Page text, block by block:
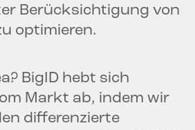
Berücksichtigung von
optimieren.
BigID hebt sich
Markt ab, indem wir
differenzierte